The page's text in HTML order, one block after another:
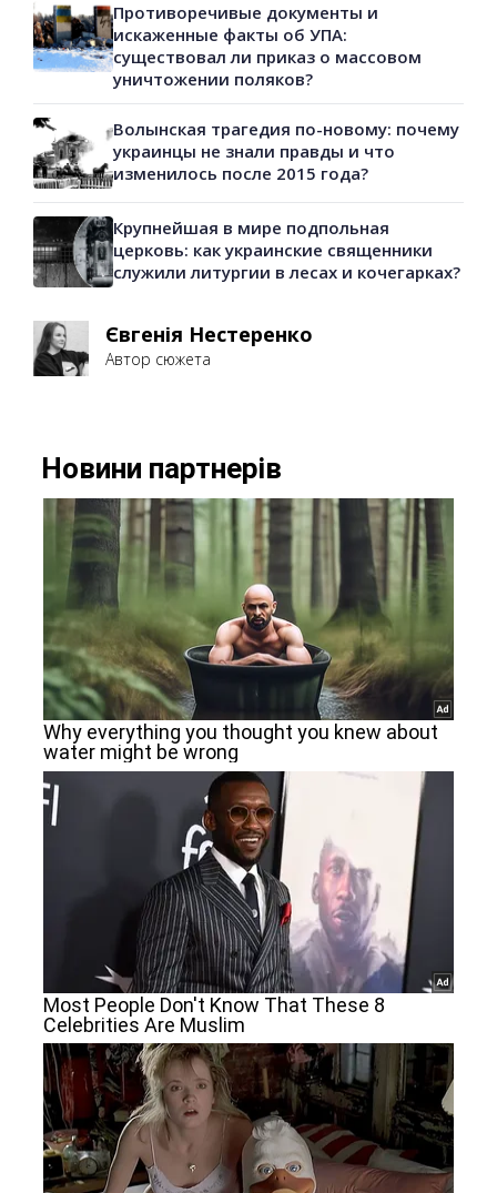
Противоречивые документы и
искаженные факты об УПА:
существовал ли приказ о массовом
уничтожении поляков?
Волынская трагедия по-новому: почему
украинцы не знали правды и что
изменилось после 2015 года?
Крупнейшая в мире подпольная
церковь: как украинские священники
служили литургии в лесах и кочегарках?
Євгенія Нестеренко
Автор сюжета